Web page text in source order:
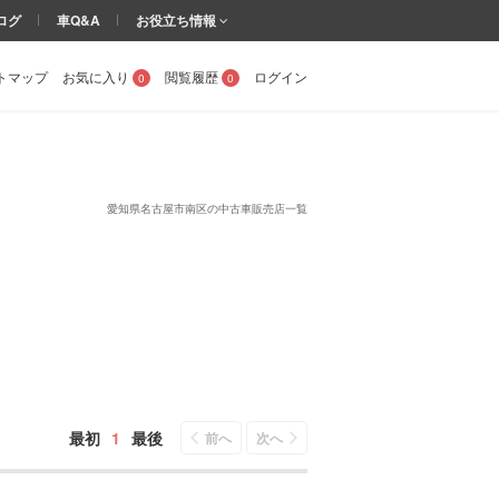
愛知県名古屋市南区の中古車販売店一覧
マップ お気に入り 0 閲覧履歴 0 ログイン
グ 車Q&A お役立ち情報
最初 1 最後 前へ 次へ